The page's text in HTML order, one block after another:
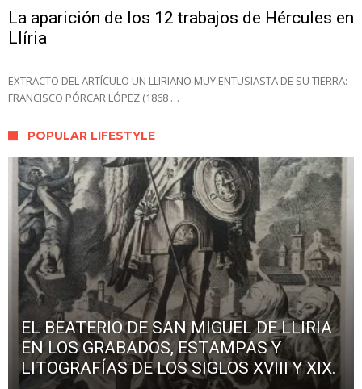
La aparición de los 12 trabajos de Hércules en
Llíria
EXTRACTO DEL ARTÍCULO UN LLIRIANO MUY ENTUSIASTA DE SU TIERRA:
FRANCISCO PÓRCAR LÓPEZ (1868 …
POPULAR LIFESTYLE
EL BEATERIO DE SAN MIGUEL DE LLIRIA
EN LOS GRABADOS, ESTAMPAS Y
LITOGRAFÍAS DE LOS SIGLOS XVIII Y XIX.